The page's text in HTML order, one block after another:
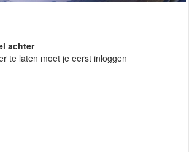
achter
te laten moet je eerst inloggen